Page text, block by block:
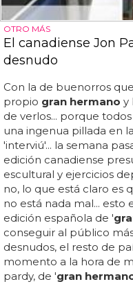
OTRO MÁS
El canadiense Jon
desnudo
Con la de buenorros
propio gran hermano y
de verlos... porque
una ingenua pillada en
'interviú'... la semana
edición canadiense
escultural y ejercicios
no, lo que está claro es
no está nada mal... esto
edición española de '
conseguir al público
desnudos, el resto de
momento a la hora de
pardy, de 'gran